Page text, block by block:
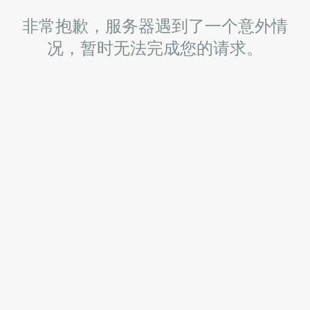
非常抱歉，服务器遇到了一个意外情
况，暂时无法完成您的请求。